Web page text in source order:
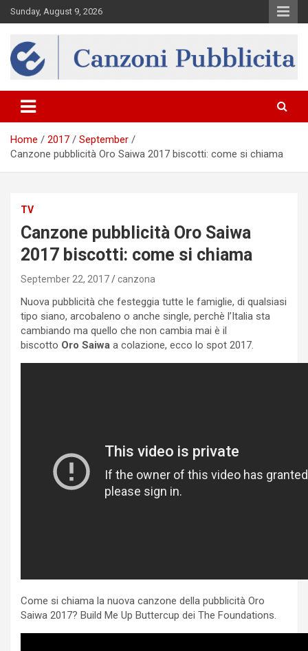
Skip
to
Sunday, August 9, 2026
Canzona
Home 2017
September
Canzone pubblicità Oro Saiwa 2017 biscotti: come si chiama
TV
Canzone pubblicità Oro Saiwa
2017 biscotti: come si chiama
September 22, 2017 canzona
Nuova pubblicità che festeggia tutte le famiglie, di qualsiasi
tipo siano, arcobaleno o anche single, perchè l’Italia sta
cambiando ma quello che non cambia mai è il
biscotto Oro Saiwa a colazione, ecco lo spot 2017.
Come si chiama la nuova canzone della pubblicità Oro
Saiwa 2017? Build Me Up Buttercup dei The Foundations.